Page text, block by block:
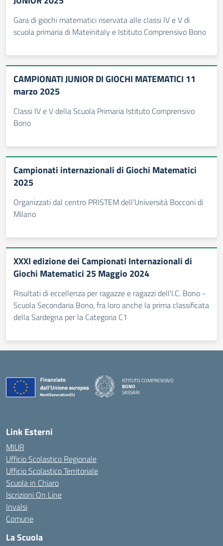
Gara di giochi matematici riservata alle classi IV e V di
scuola primaria di Mateinitaly e Istituto Comprensivo Bono
CAMPIONATI JUNIOR DI GIOCHI MATEMATICI 11
marzo 2025
Classi IV e V della Scuola Primaria Istituto Comprensivo
Bono
Campionati internazionali di Giochi Matematici
2025
Organizzati dal centro PRISTEM dell’Università Bocconi di
Milano
XXXI edizione dei Campionati Internazionali di
Giochi Matematici 25 Maggio 2024
Risultati di eccellenza per ragazze e ragazzi dell'I.C. Bono -
Scuola Secondaria Bono, fra loro anche la prima classificata
della Sardegna per la Categoria C1
ISTITUTO COMPRENSIVO
BONO
SASSARI
Link Esterni
MIUR
Ufficio Scolastico Regionale
Ufficio Scolastico Territoriale
Scuola in Chiaro
Iscrizioni On Line
Invalsi
Comune
La Scuola